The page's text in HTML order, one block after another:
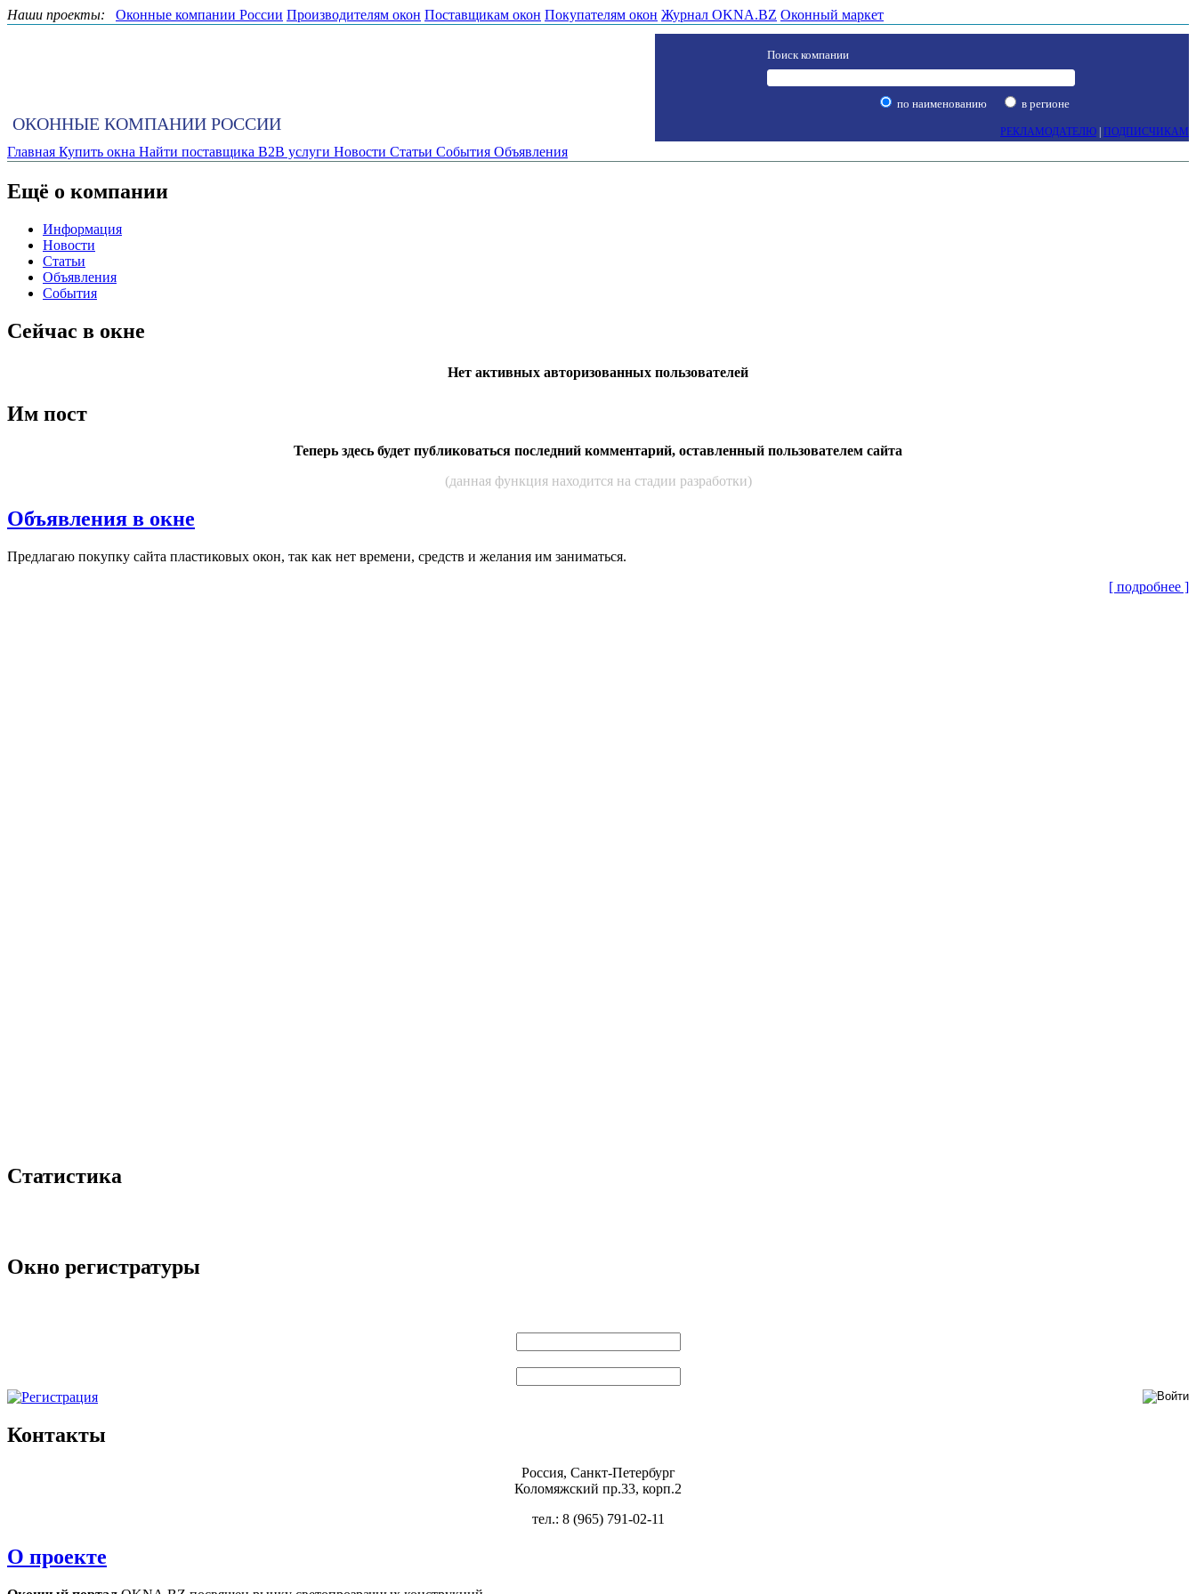
Наши проекты: Оконные компании России Производителям окон Поставщикам окон Покупателям окон Журнал OKNA.BZ Оконный маркет
ОКОННЫЕ КОМПАНИИ РОССИИ
Поиск компании
по наименованию в регионе
РЕКЛАМОДАТЕЛЮ ПОДПИСЧИКАМ
Главная Купить окна Найти поставщика B2B услуги Новости Статьи События Объявления
Ещё о компании
Информация
Новости
Статьи
Объявления
События
Сейчас в окне
Нет активных авторизованных пользователей
Им пост
Теперь здесь будет публиковаться последний комментарий, оставленный пользователем сайта
(данная функция находится на стадии разработки)
Объявления в окне
Пред­ла­гаю по­куп­ку сай­та плас­ти­ковых окон, так как нет вре­мени, средств и же­лания им за­нимать­ся.
[ подробнее ]
Статистика
Окно регистратуры
Контакты
Россия, Санкт-Петербург
Коломяжский пр.33, корп.2
тел.: 8 (965) 791-02-11
О проекте